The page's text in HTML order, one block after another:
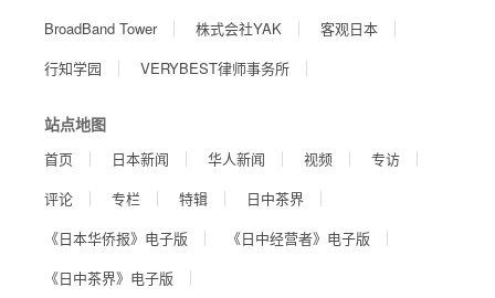
BroadBand Tower
株式会社YAK
客观日本
行知学园
VERYBEST律师事务所
站点地图
首页 日本新闻 华人新闻 视频
专访
评论
专栏 特辑
日中茶界
《日本华侨报》电子版
《日中经营者》电子版
《日中茶界》电子版